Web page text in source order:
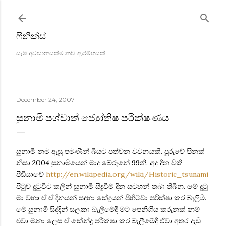
ෆීනික්ස්
සෑම අවසානයක්ම නව ආරම්භයක්
December 24, 2007
සුනාමි පශ්චාත් ‍ජ්‍යෝතිෂ පරික්ෂණය
සුනාමි නම ඇසූ පමණින් බියට පත්වන වචනයකි. පූරුවේ පිනක්
නිසා 2004 සුනාමියෙන් මාද බේරුනේ 99නි. අද දින විකි
පීඩියාවේ http://en.wikipedia.org/wiki/Historic_tsunami
පිටුව දුටුවිට කලින් සුනාමි සිදුවීම් දින සටහන් තබා තිබින. මේ දුටු
මා වහා ඒ ඒ දිනයන් සඳහා කේද්‍රයන් පිහිටවා පරීක්ෂා කර බැලීමි.
මේ සුනාමි සිද්දීන් සලකා බැලීමේදී මට පෙනීගිය කරුනක් නම්
එවා මනා ලෙස ඒ ‍කේන්ද්‍ර පරීක්ෂා කර බැලීමේදී ඒවා අතර දැඩි